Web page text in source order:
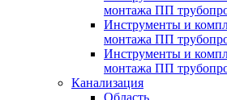
монтажа ПП
Инструменты и
монтажа ПП
Инструменты и
монтажа ПП
Канализация
Область